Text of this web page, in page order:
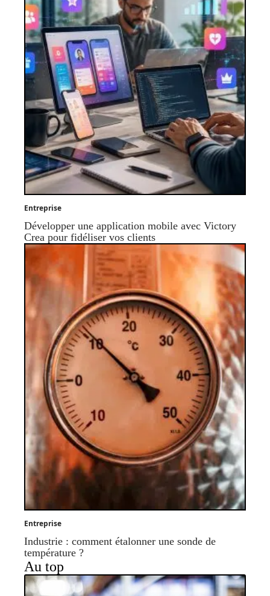
Entreprise
Développer une application mobile avec Victory
Crea pour fidéliser vos clients
Entreprise
Industrie : comment étalonner une sonde de
température ?
Au top